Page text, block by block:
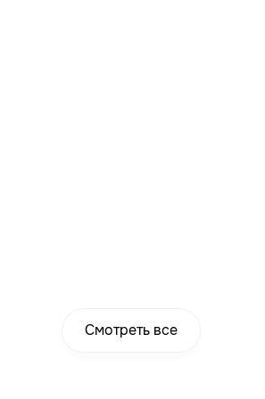
Смотреть все